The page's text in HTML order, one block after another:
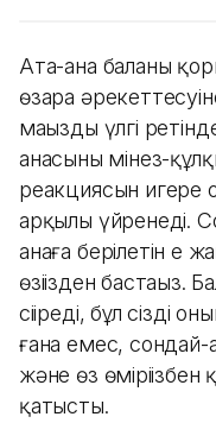
Ата-ана баланың
өзара
маңызды үлгі
анасының мінез-
реакциясын игере
арқылы үйренеді.
анаға берілетін ең
өзіңізден бастаңыз.
сіңіреді, бұл
ғана емес, сондай-
және өз
қатысты.